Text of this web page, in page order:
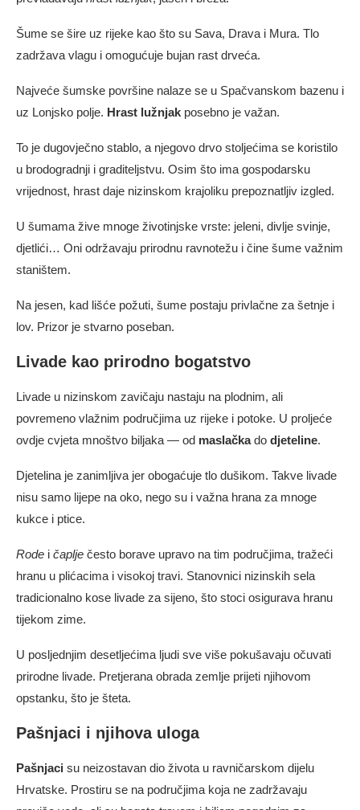
Šume se šire uz rijeke kao što su Sava, Drava i Mura. Tlo
zadržava vlagu i omogućuje bujan rast drveća.
Najveće šumske površine nalaze se u Spačvanskom bazenu i
uz Lonjsko polje. Hrast lužnjak posebno je važan.
To je dugovječno stablo, a njegovo drvo stoljećima se koristilo
u brodogradnji i graditeljstvu. Osim što ima gospodarsku
vrijednost, hrast daje nizinskom krajoliku prepoznatljiv izgled.
U šumama žive mnoge životinjske vrste: jeleni, divlje svinje,
djetlići… Oni održavaju prirodnu ravnotežu i čine šume važnim
staništem.
Na jesen, kad lišće požuti, šume postaju privlačne za šetnje i
lov. Prizor je stvarno poseban.
Livade kao prirodno bogatstvo
Livade u nizinskom zavičaju nastaju na plodnim, ali
povremeno vlažnim područjima uz rijeke i potoke. U proljeće
ovdje cvjeta mnoštvo biljaka — od maslačkado djeteline.
Djetelina je zanimljiva jer obogaćuje tlo dušikom. Takve livade
nisu samo lijepe na oko, nego su i važna hrana za mnoge
kukce i ptice.
Rode i čaplje često borave upravo na tim područjima, tražeći
hranu u plićacima i visokoj travi. Stanovnici nizinskih sela
tradicionalno kose livade za sijeno, što stoci osigurava hranu
tijekom zime.
U posljednjim desetljećima ljudi sve više pokušavaju očuvati
prirodne livade. Pretjerana obrada zemlje prijeti njihovom
opstanku, što je šteta.
Pašnjaci i njihova uloga
Pašnjaci su neizostavan dio života u ravničarskom dijelu
Hrvatske. Prostiru se na područjima koja ne zadržavaju